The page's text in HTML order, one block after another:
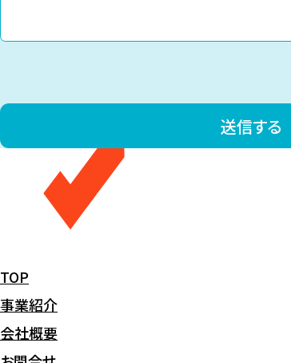
TOP
事業紹介
会社概要